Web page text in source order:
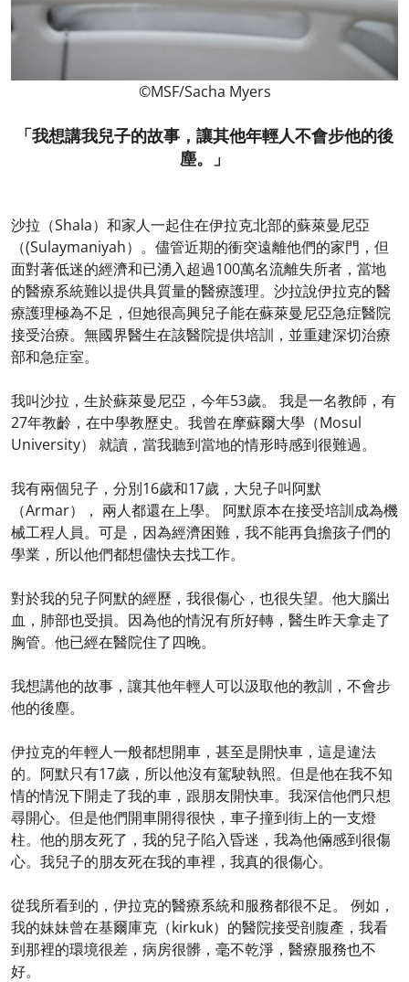
©MSF/Sacha Myers
「我想講我兒子的故事，讓其他年輕人不會步他的後
塵。」
沙拉（Shala）和家人一起住在伊拉克北部的蘇萊曼尼亞
（(Sulaymaniyah）。儘管近期的衝突遠離他們的家門，但
面對著低迷的經濟和已湧入超過100萬名流離失所者，當地
的醫療系統難以提供具質量的醫療護理。沙拉說伊拉克的醫
療護理極為不足，但她很高興兒子能在蘇萊曼尼亞急症醫院
接受治療。無國界醫生在該醫院提供培訓，並重建深切治療
部和急症室。
我叫沙拉，生於蘇萊曼尼亞，今年53歲。 我是一名教師，有
27年教齡，在中學教歷史。我曾在摩蘇爾大學（Mosul
University） 就讀，當我聽到當地的情形時感到很難過。
我有兩個兒子，分別16歲和17歲，大兒子叫阿默
（Armar）， 兩人都還在上學。 阿默原本在接受培訓成為機
械工程人員。可是，因為經濟困難，我不能再負擔孩子們的
學業，所以他們都想儘快去找工作。
對於我的兒子阿默的經歷，我很傷心，也很失望。他大腦出
血，肺部也受損。因為他的情況有所好轉，醫生昨天拿走了
胸管。他已經在醫院住了四晚。
我想講他的故事，讓其他年輕人可以汲取他的教訓，不會步
他的後塵。
伊拉克的年輕人一般都想開車，甚至是開快車，這是違法
的。阿默只有17歲，所以他沒有駕駛執照。但是他在我不知
情的情況下開走了我的車，跟朋友開快車。我深信他們只想
尋開心。但是他們開車開得很快，車子撞到街上的一支燈
柱。他的朋友死了，我的兒子陷入昏迷，我為他倆感到很傷
心。我兒子的朋友死在我的車裡，我真的很傷心。
從我所看到的，伊拉克的醫療系統和服務都很不足。 例如，
我的妹妹曾在基爾庫克（kirkuk）的醫院接受剖腹產，我看
到那裡的環境很差，病房很髒，毫不乾淨，醫療服務也不
好。